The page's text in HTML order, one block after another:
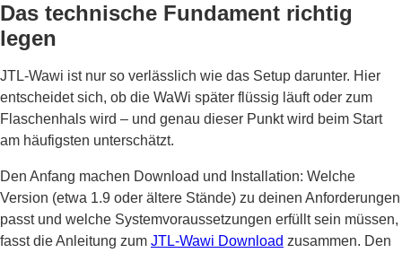
Das technische Fundament richtig
legen
JTL-Wawi ist nur so verlässlich wie das Setup darunter. Hier
entscheidet sich, ob die WaWi später flüssig läuft oder zum
Flaschenhals wird – und genau dieser Punkt wird beim Start
am häufigsten unterschätzt.
Den Anfang machen Download und Installation: Welche
Version (etwa 1.9 oder ältere Stände) zu deinen Anforderungen
passt und welche Systemvoraussetzungen erfüllt sein müssen,
fasst die Anleitung zum JTL-Wawi Download zusammen. Den